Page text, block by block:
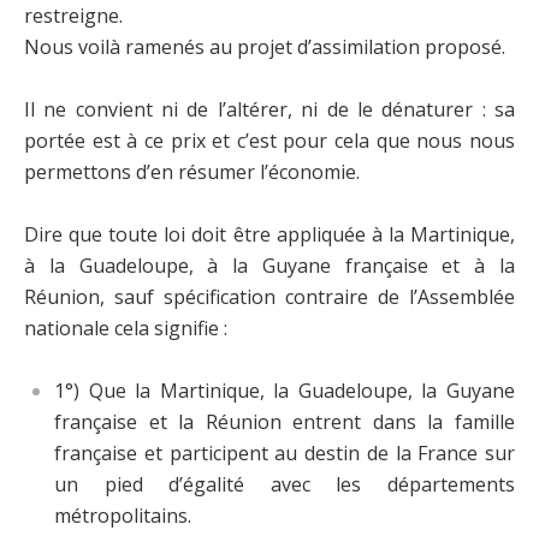
restreigne.
Nous voilà ramenés au projet d’assimilation proposé.
Il ne convient ni de l’altérer, ni de le dénaturer : sa
portée est à ce prix et c’est pour cela que nous nous
permettons d’en résumer l’économie.
Dire que toute loi doit être appliquée à la Martinique,
à la Guadeloupe, à la Guyane française et à la
Réunion, sauf spécification contraire de l’Assemblée
nationale cela signifie :
1°) Que la Martinique, la Guadeloupe, la Guyane
française et la Réunion entrent dans la famille
française et participent au destin de la France sur
un pied d’égalité avec les départements
métropolitains.